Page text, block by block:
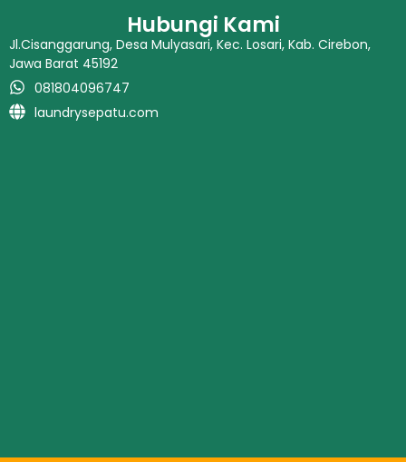
Hubungi Kami
Jl.Cisanggarung, Desa Mulyasari, Kec. Losari, Kab. Cirebon,
Jawa Barat 45192
081804096747
laundrysepatu.com